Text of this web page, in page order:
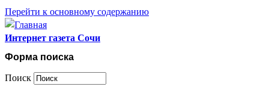
Перейти к основному содержанию
Интернет газета Сочи
Форма поиска
Поиск